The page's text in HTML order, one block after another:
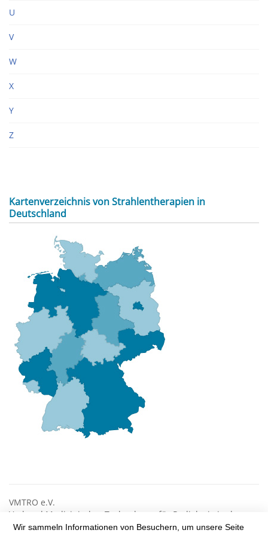
U
V
W
X
Y
Z
Kartenverzeichnis von Strahlentherapien in
Deutschland
VMTRO e.V.
Verband Medizinischer Technologen für Radiologie in der
Radioonkologie
Wir sammeln Informationen von Besuchern, um unsere Seite